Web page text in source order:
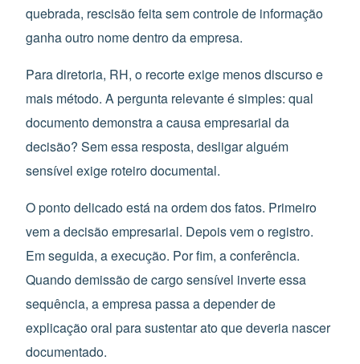
quebrada, rescisão feita sem controle de informação
ganha outro nome dentro da empresa.
Para diretoria, RH, o recorte exige menos discurso e
mais método. A pergunta relevante é simples: qual
documento demonstra a causa empresarial da
decisão? Sem essa resposta, desligar alguém
sensível exige roteiro documental.
O ponto delicado está na ordem dos fatos. Primeiro
vem a decisão empresarial. Depois vem o registro.
Em seguida, a execução. Por fim, a conferência.
Quando demissão de cargo sensível inverte essa
sequência, a empresa passa a depender de
explicação oral para sustentar ato que deveria nascer
documentado.